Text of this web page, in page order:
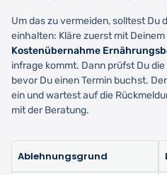
Um das zu vermeiden, solltest Du
einhalten: Kläre zuerst mit
Kostenübernahme
infrage kommt. Dann prüfst Du
bevor Du einen Termin buchst.
ein und wartest auf die
mit der Beratung.
Ablehnungsgrund